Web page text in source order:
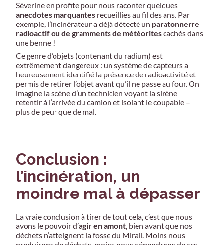
Séverine en profite pour nous raconter quelques
anecdotes marquantes recueillies au fil des ans. Par
exemple, l’incinérateur a déjà détecté un paratonnerre
radioactif ou de gramments de météoritescachés dans
une benne !
Ce genre d’objets (contenant du radium) est
extrêmement dangereux : un système de capteurs a
heureusement identifié la présence de radioactivité et
permis de retirer l’objet avant qu’il ne passe au four. On
imagine la scène d’un technicien voyant la sirène
retentir à l’arrivée du camion et isolant le coupable –
plus de peur que de mal.
Conclusion :
l’incinération, un
moindre mal à dépasser
La vraie conclusion à tirer de tout cela, c’est que nous
avons le pouvoir d’agir en amont, bien avant que nos
déchets n’atteignent la fosse du Mirail. Moins nous